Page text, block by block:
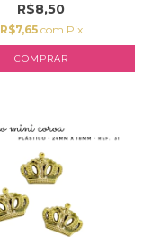
R$8,50
R$7,65 com Pix